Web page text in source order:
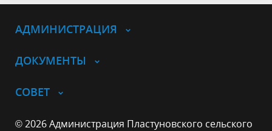
АДМИНИСТРАЦИЯ
ДОКУМЕНТЫ
СОВЕТ
© 2026 Администрация Пластуновского сельского